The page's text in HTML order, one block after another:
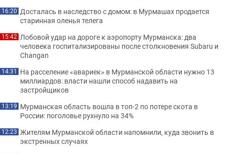
16:20 Досталась в наследство с домом: в Мурмашах продается
старинная оленья телега
15:42 Лобовой удар на дороге к аэропорту Мурманска: два
человека госпитализированы после столкновения Subaru и
Changan
14:31 На расселение «авариек» в Мурманской области нужно 13
миллиардов: власти нашли способ надавить на
застройщиков
13:19 Мурманская область вошла в топ-2 по потере скота в
России: поголовье рухнуло на 34%
12:23 Жителям Мурманской области напомнили, куда звонить в
экстренных случаях